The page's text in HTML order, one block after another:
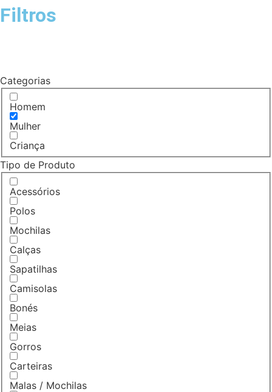
Filtros
Categorias
Homem
Mulher
Criança
Tipo de Produto
Acessórios
Polos
Mochilas
Calças
Sapatilhas
Camisolas
Bonés
Meias
Gorros
Carteiras
Malas / Mochilas